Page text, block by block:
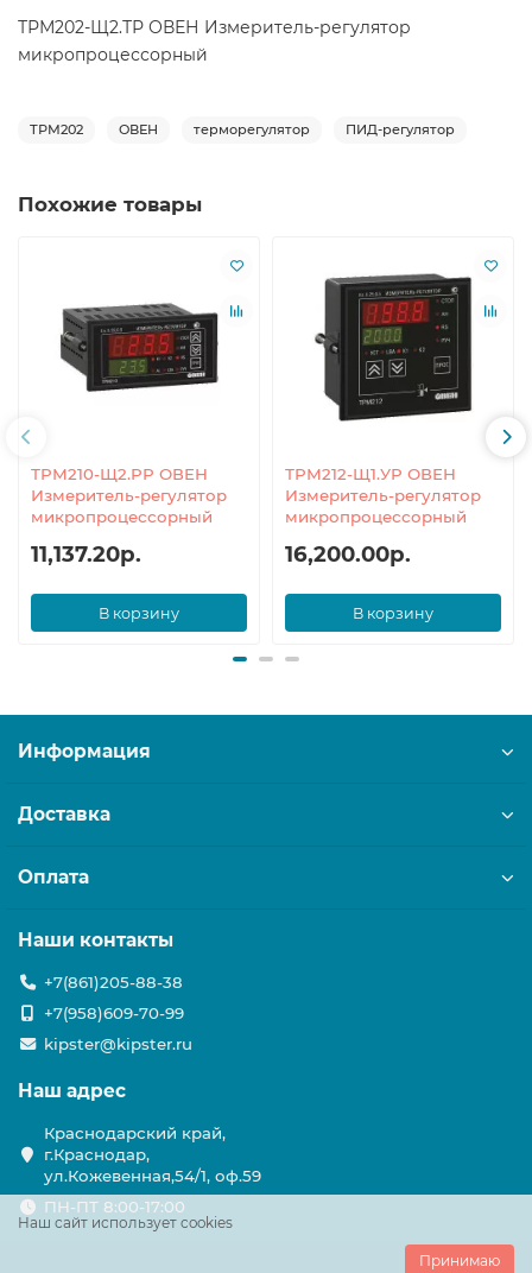
ТРМ202-Щ2.ТР ОВЕН Измеритель-регулятор
микропроцессорный
ТРМ202 ОВЕН терморегулятор ПИД-регулятор
Похожие товары
ТРМ210-Щ2.РР ОВЕН
Измеритель-регулятор
микропроцессорный
11,137.20р.
В корзину
ТРМ212-Щ1.УР ОВЕН
Измеритель-регулятор
микропроцессорный
16,200.00р.
В корзину
Наш сайт использует cookies
Принимаю
Информация
Доставка
Оплата
Наши контакты
+7(861)205-88-38
+7(958)609-70-99
kipster@kipster.ru
Наш адрес
Краснодарский край,
г.Краснодар,
ул.Кожевенная,54/1, оф.59
ПН-ПТ 8:00-17:00